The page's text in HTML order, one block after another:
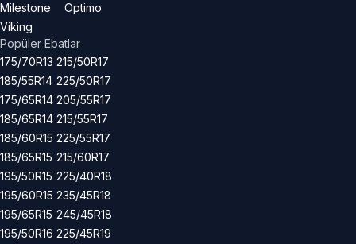
Milestone
Viking
Optimo
Popüler Ebatlar
175/70R13
185/55R14
175/65R14
185/65R14
185/60R15
185/65R15
195/50R15
195/60R15
195/65R15
195/50R16
215/50R17
225/50R17
205/55R17
215/55R17
225/55R17
215/60R17
225/40R18
235/45R18
245/45R18
225/45R19